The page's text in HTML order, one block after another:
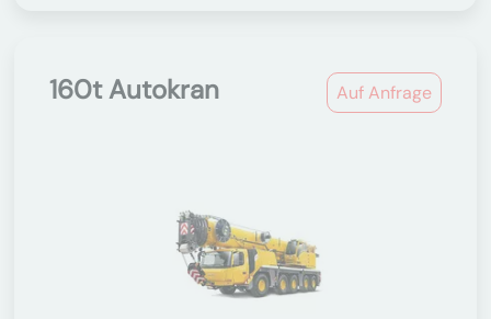
Auf Anfrage
160t Autokran